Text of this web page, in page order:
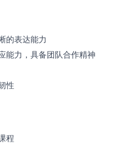
的表达能力
能力，具备团队合作精神
性
程